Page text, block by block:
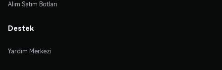
Alım Satım Botları
Destek
Yardım Merkezi